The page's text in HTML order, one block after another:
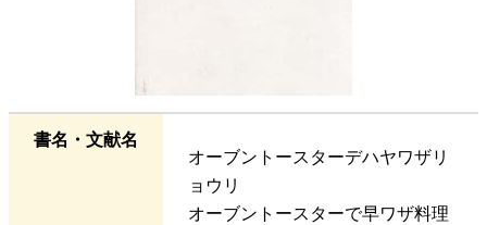
書名・文献名
オーブントースターデハヤワザリ
ョウリ
オーブントースターで早ワザ料理